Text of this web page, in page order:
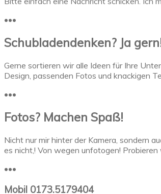
•••
Schubladendenken? Ja
Gerne sortieren wir alle Ideen für Ihre
Design, passenden Fotos und knackigen
•••
Fotos? Machen Spaß!
Nicht nur mir hinter der Kamera, sondern
es nicht,! Von wegen unfotogen! Probieren
•••
Mobil 0173.5179404